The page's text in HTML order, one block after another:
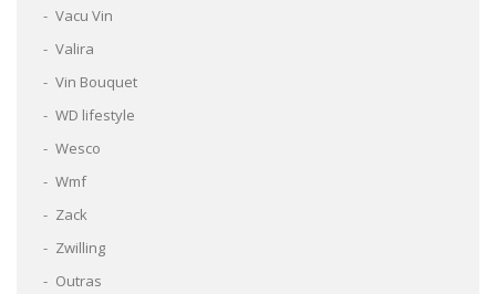
Vacu Vin
Valira
Vin Bouquet
WD lifestyle
Wesco
Wmf
Zack
Zwilling
Outras